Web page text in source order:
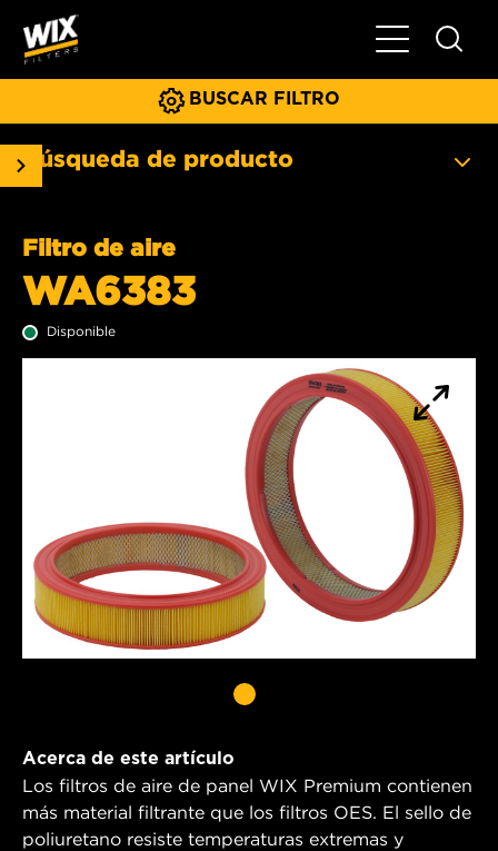
Menú
BUSCAR FILTRO
Búsqueda de producto
Filtro de aire
WA6383
Disponible
Acerca de este artículo
Los filtros de aire de panel WIX Premium contienen
más material filtrante que los filtros OES. El sello de
poliuretano resiste temperaturas extremas y